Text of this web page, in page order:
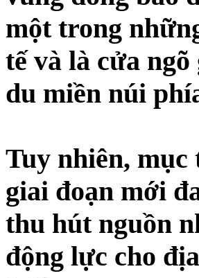
một trong
tế và là cửa
du miền núi
Tuy nhiên,
giai đoạn mới
thu hút nguồn
động lực cho